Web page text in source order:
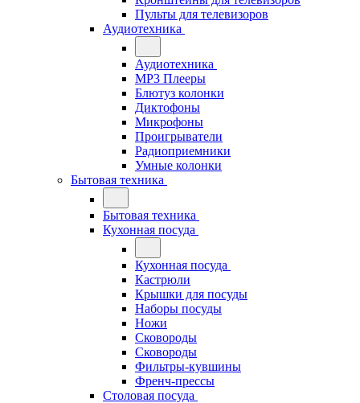
Пульты для телевизоров
Аудиотехника
Аудиотехника
MP3 Плееры
Блютуз колонки
Диктофоны
Микрофоны
Проигрыватели
Радиоприемники
Умные колонки
Бытовая техника
Бытовая техника
Кухонная посуда
Кухонная посуда
Кастрюли
Крышки для посуды
Наборы посуды
Ножи
Сковороды
Сковороды
Фильтры-кувшины
Френч-прессы
Столовая посуда